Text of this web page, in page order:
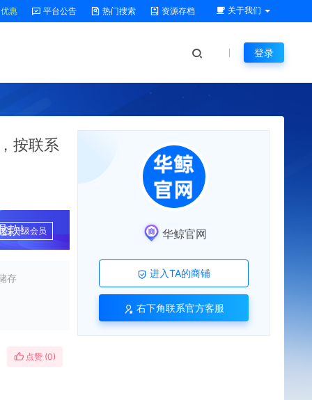
惠 平台公告 热门搜索 资源存档 关于我们
登录
按联系
款!
升级会员
存
点赞 (0)
华鲸官网
进入TA的商铺
右下角联系官方客服